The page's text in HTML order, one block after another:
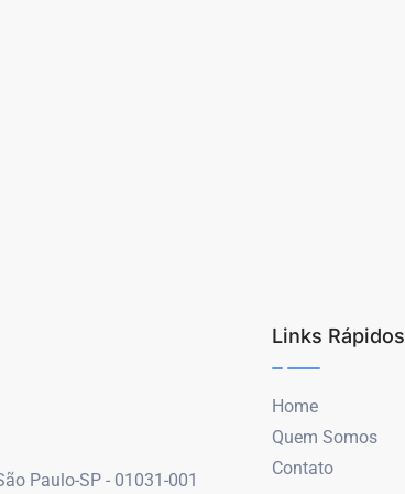
Paulo-SP - 01031-001
Links Rápidos
Home
Quem Somos
Contato